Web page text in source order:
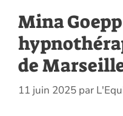
Mina
de
11 juin 2025 par